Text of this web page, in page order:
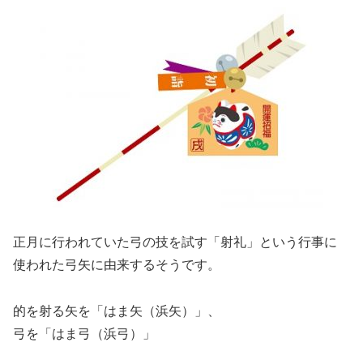
正月に行われていた弓の技を試す「射礼」という行事に
使われた弓矢に由来するそうです。
的を射る矢を「はま矢（浜矢）」、
弓を「はま弓（浜弓）」